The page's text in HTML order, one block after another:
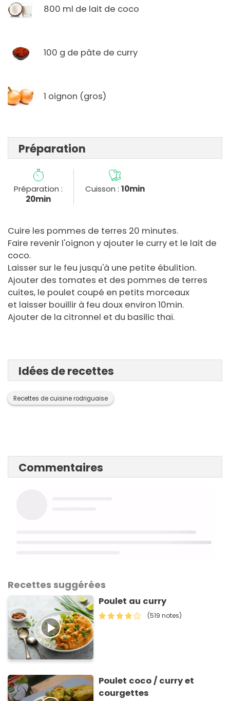
800 ml de lait de coco
100 g de pâte de curry
1 oignon (gros)
Préparation
Préparation :
20min
Cuisson : 10min
Cuire les pommes de terres 20 minutes.
Faire revenir l'oignon y ajouter le curry et le lait de
coco.
Laisser sur le feu jusqu'à une petite ébulition.
Ajouter des tomates et des pommes de terres
cuites, le poulet coupé en petits morceaux
et laisser bouillir à feu doux environ 10min.
Ajouter de la citronnel et du basilic thaï.
Idées de recettes
Recettes de cuisine rodriguaise
Commentaires
Recettes suggérées
Poulet au curry
(519 notes)
Poulet coco / curry et
courgettes